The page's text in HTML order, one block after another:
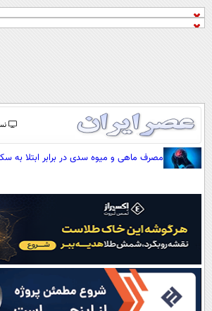
صفحه اول
آرشیو
نظرسنجی
آب و هوا
اوقات شرعی
سواد زندگی
مصرف ماهی و میوه سدی در برابر ابتلا به